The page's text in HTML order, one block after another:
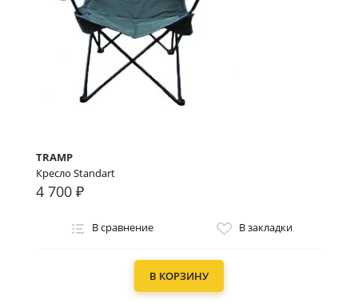
TRAMP
Кресло Standart
4 700 ₽
В сравнение В закладки
В КОРЗИНУ